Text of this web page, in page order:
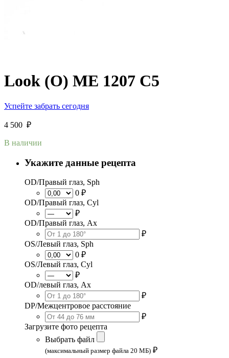
Look (O) ME 1207 C5
Успейте забрать сегодня
4 500 ₽
В наличии
Укажите данные рецепта
OD/Правый глаз, Sph
0 ₽
OD/Правый глаз, Cyl
₽
OD/Правый глаз, Ax
₽
OS/Левый глаз, Sph
0 ₽
OS/Левый глаз, Cyl
₽
OD/левый глаз, Ax
₽
DP/Межцентровое расстояние
₽
Загрузите фото рецепта
Выбрать файл
(максимальный размер файла 20 МБ) ₽